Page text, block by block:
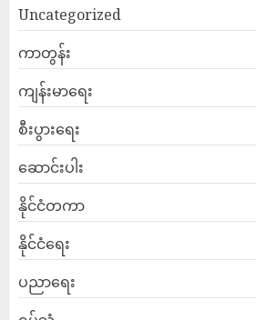
Uncategorized
ကာတွန်း
ကျန်းမာရေး
စီးပွားရေး
ဆောင်းပါး
နိုင်ငံတကာ
နိုင်ငံရေး
ပညာရေး